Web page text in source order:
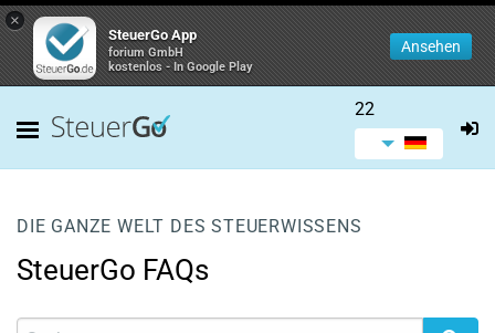
×
SteuerGo App
forium GmbH
kostenlos - In Google Play
Ansehen
22
DIE GANZE WELT DES STEUERWISSENS
SteuerGo FAQs